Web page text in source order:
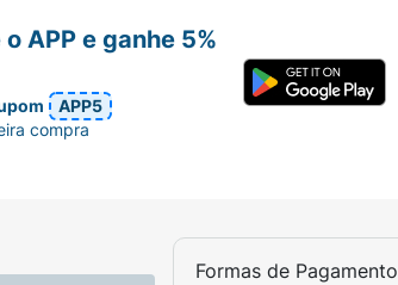
Formas de Pagamento
o APP e ganhe 5%
APP5
compra